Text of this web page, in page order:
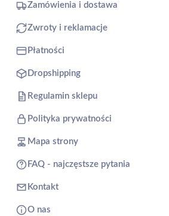
Zamówienia i dostawa
Zwroty i reklamacje
Płatności
Dropshipping
Regulamin sklepu
Polityka prywatności
Mapa strony
FAQ - najczęstsze pytania
Kontakt
O nas